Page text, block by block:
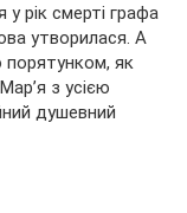
у рік смерті графа
утворилася. А
як
з усією
душевний